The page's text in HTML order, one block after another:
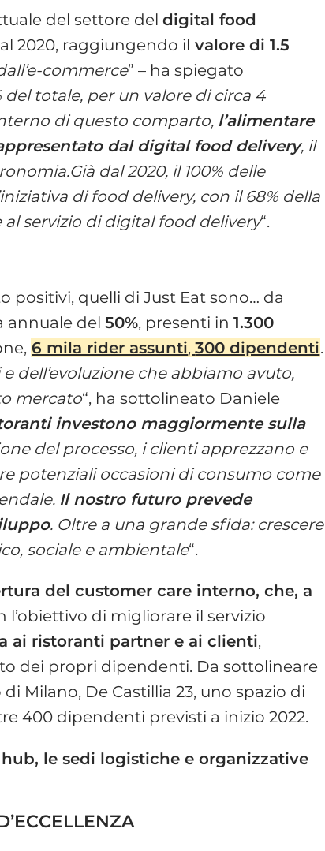
del settore deldigital food
2020, raggiungendo il valore di 1.5
commerce” – ha spiegato
totale, per un valore di circa 4
di questo comparto, l’alimentare
dal digital food delivery, il
dal 2020, il 100% delle
di food delivery, con il 68% della
al servizio di digital food delivery“.
positivi, quelli di Just Eat sono… da
annuale del50%, presenti in1.300
6 mila rider assunti,300 dipendenti.
dell’evoluzione che abbiamo avuto,
mercato“, ha sottolineato Daniele
investono maggiormente sulla
del processo, i clienti apprezzano e
potenziali occasioni di consumo come
Il nostro futuro prevede
. Oltre a una grande sfida: crescere
sociale e ambientale“.
del customer care interno, che, a
l’obiettivo di migliorare il servizio
ai ristoranti partner e ai clienti,
dei propri dipendenti. Da sottolineare
Milano, De Castillia 23, uno spazio di
400 dipendenti previsti a inizio 2022.
le sedi logistiche e organizzative